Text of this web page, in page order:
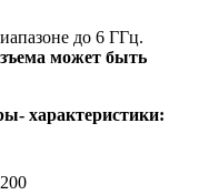
до 6 ГГц.
может быть
характеристики: